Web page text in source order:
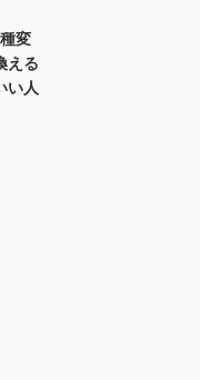
変
える
い人